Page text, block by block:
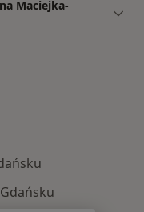
Maciejka-